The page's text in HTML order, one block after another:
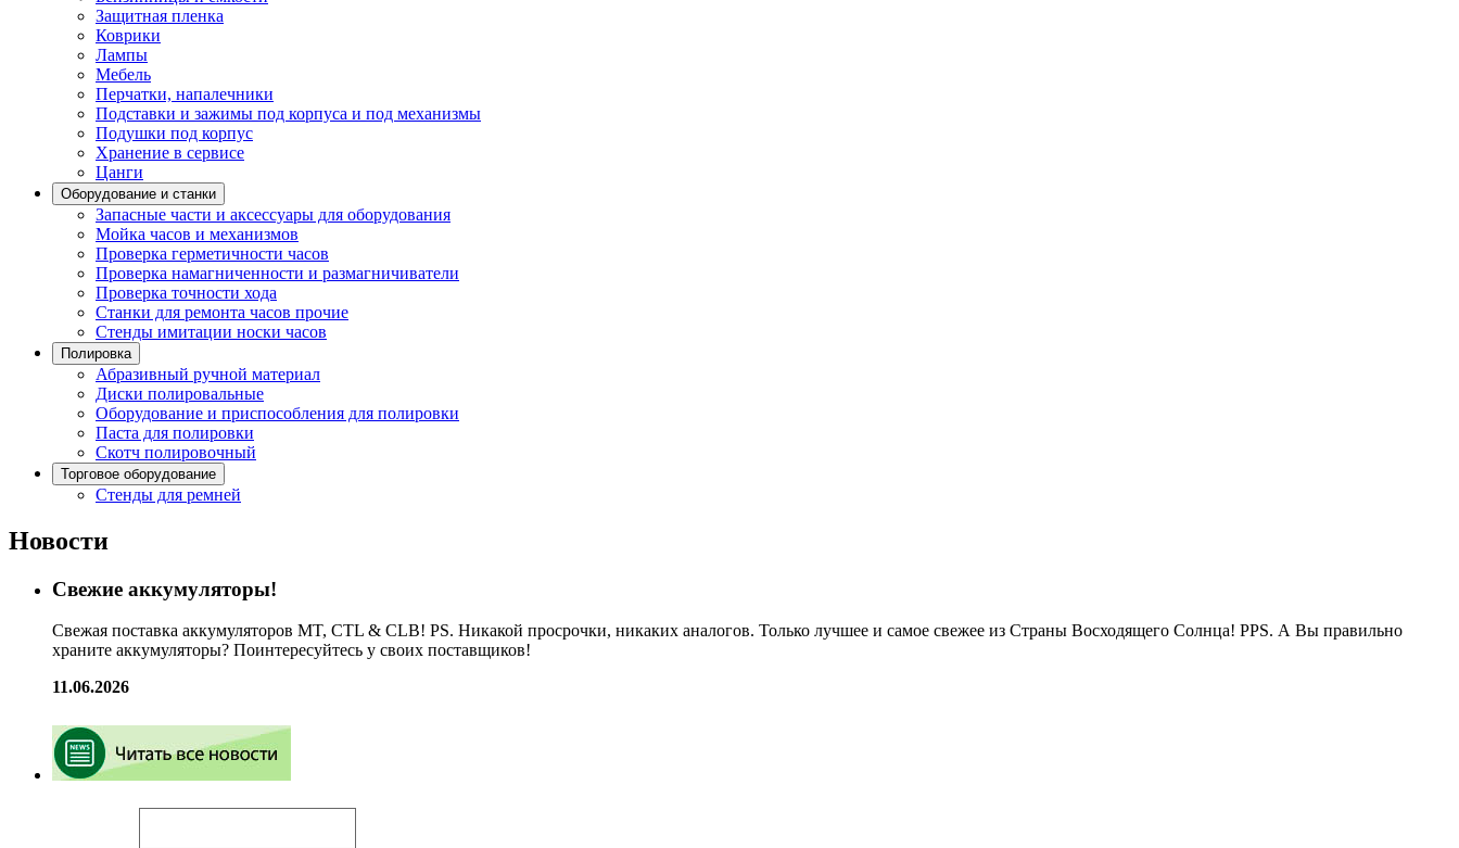
Защитная пленка
Коврики
Лампы
Мебель
Перчатки, напалечники
Подставки и зажимы под корпуса и под механизмы
Подушки под корпус
Хранение в сервисе
Цанги
Оборудование и станки
Запасные части и аксессуары для оборудования
Мойка часов и механизмов
Проверка герметичности часов
Проверка намагниченности и размагничиватели
Проверка точности хода
Станки для ремонта часов прочие
Стенды имитации носки часов
Полировка
Абразивный ручной материал
Диски полировальные
Оборудование и приспособления для полировки
Паста для полировки
Скотч полировочный
Торговое оборудование
Стенды для ремней
Новости
Свежие аккумуляторы!
Свежая поставка аккумуляторов MT, CTL & CLB! PS. Никакой просрочки, никаких аналогов. Только лучшее и самое свежее из Страны Восходящего Солнца! PPS. А Вы правильно
храните аккумуляторы? Поинтересуйтесь у своих поставщиков!
11.06.2026